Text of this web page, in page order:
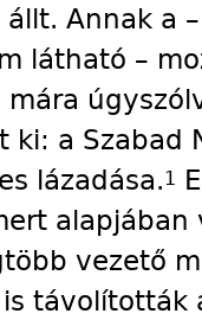
Annak a
látható –
mára
ki: a Szabad
lázadása.1
vezető
távolították